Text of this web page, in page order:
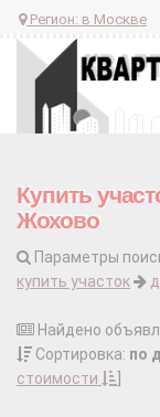
Регион: в Москве
Купить
Жохово
Параметры
купить участок
Найдено
Сортировка: по
стоимости